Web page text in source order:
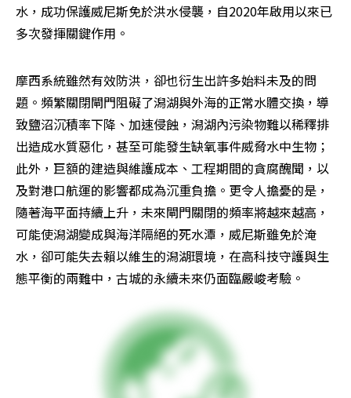
水，成功保護威尼斯免於洪水侵襲，自2020年啟用以來已
多次發揮關鍵作用。
摩西系統雖然有效防洪，卻也衍生出許多始料未及的問
題。頻繁關閉閘門阻礙了潟湖與外海的正常水體交換，導
致鹽沼沉積率下降、加速侵蝕，潟湖內污染物難以稀釋排
出造成水質惡化，甚至可能發生缺氧事件威脅水中生物；
此外，巨額的建造與維護成本、工程期間的貪腐醜聞，以
及對港口航運的影響都成為沉重負擔。更令人擔憂的是，
隨著海平面持續上升，未來閘門關閉的頻率將越來越高，
可能使潟湖變成與海洋隔絕的死水潭，威尼斯雖免於淹
水，卻可能失去賴以維生的潟湖環境，在高科技守護與生
態平衡的兩難中，古城的永續未來仍面臨嚴峻考驗。